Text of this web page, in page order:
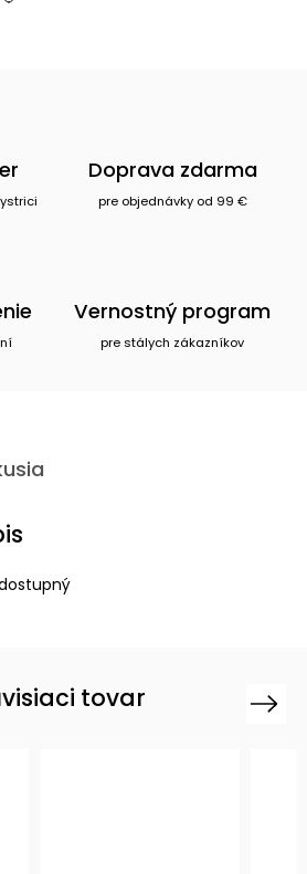
Doprava zdarma
pre objednávky od 99 €
Vernostný program
pre stálych zákazníkov
tovar Next